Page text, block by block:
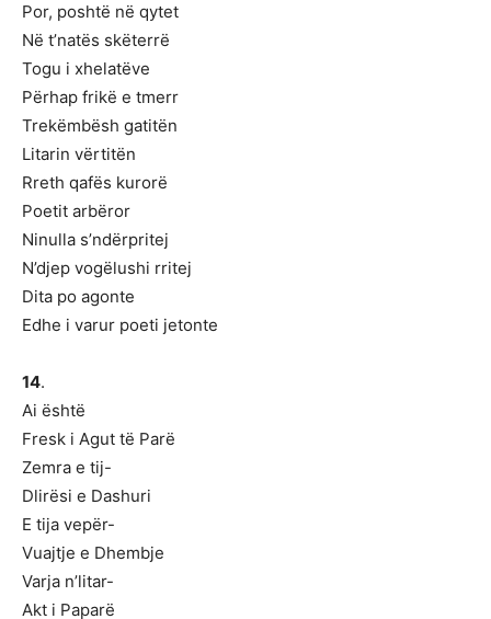
Por, poshtë në qytet
Në t’natës skëterrë
Togu i xhelatëve
Përhap frikë e tmerr
Trekëmbësh gatitën
Litarin vërtitën
Rreth qafës kurorë
Poetit arbëror
Ninulla s’ndërpritej
N’djep vogëlushi rritej
Dita po agonte
Edhe i varur poeti jetonte
14.
Ai është
Fresk i Agut të Parë
Zemra e tij-
Dlirësi e Dashuri
E tija vepër-
Vuajtje e Dhembje
Varja n’litar-
Akt i Paparë